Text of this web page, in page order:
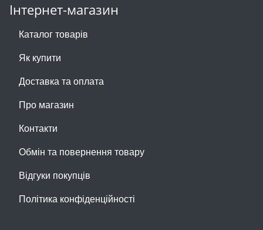
Інтернет-магазин
Каталог товарів
Як купити
Доставка та оплата
Про магазин
Контакти
Обмін та повернення товару
Відгуки покупців
Політика конфіденційності